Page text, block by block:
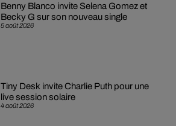
5 août 2026
Benny Blanco invite Selena Gomez et
Becky G sur son nouveau single
4 août 2026
Tiny Desk invite Charlie Puth pour une
live session solaire